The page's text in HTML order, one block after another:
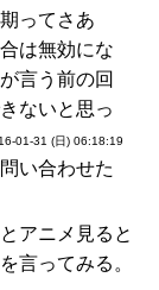
ってさあ
は無効にな
言う前の回
ないと思っ
01-31 (日) 06:18:19
い合わせた
アニメ見ると
言ってみる。